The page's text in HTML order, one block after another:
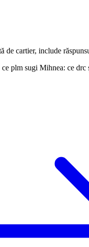
de cartier, include
plm sugi Mihnea: ce drc